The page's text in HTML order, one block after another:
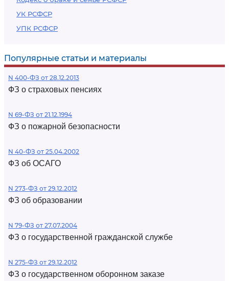
УК РСФСР
УПК РСФСР
Популярные статьи и материалы
N 400-ФЗ от 28.12.2013
ФЗ о страховых пенсиях
N 69-ФЗ от 21.12.1994
ФЗ о пожарной безопасности
N 40-ФЗ от 25.04.2002
ФЗ об ОСАГО
N 273-ФЗ от 29.12.2012
ФЗ об образовании
N 79-ФЗ от 27.07.2004
ФЗ о государственной гражданской службе
N 275-ФЗ от 29.12.2012
ФЗ о государственном оборонном заказе